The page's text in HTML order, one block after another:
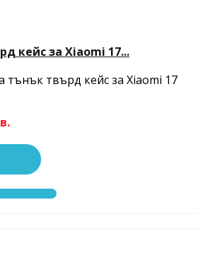
кейс за Xiaomi 17...
тънък твърд кейс за Xiaomi 17